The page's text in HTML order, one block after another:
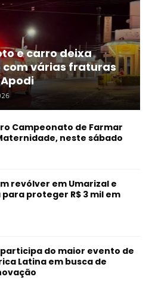
e carro deixa
várias fraturas
Campeonato de Farmar
neste sábado
revólver em Umarizal e
proteger R$ 3 mil em
do maior evento de
Latina em busca de